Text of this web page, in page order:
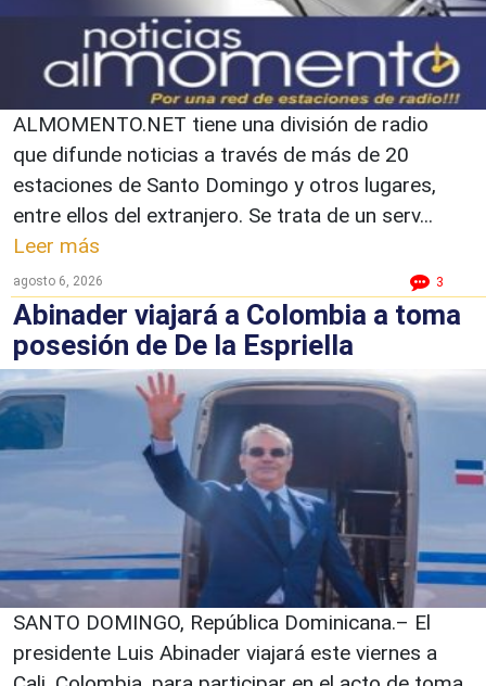
ALMOMENTO.NET tiene una división de radio
que difunde noticias a través de más de 20
estaciones de Santo Domingo y otros lugares,
entre ellos del extranjero. Se trata de un serv...
Leer más
agosto 6, 2026 3
Abinader viajará a Colombia a toma
posesión de De la Espriella
SANTO DOMINGO, República Dominicana.– El
presidente Luis Abinader viajará este viernes a